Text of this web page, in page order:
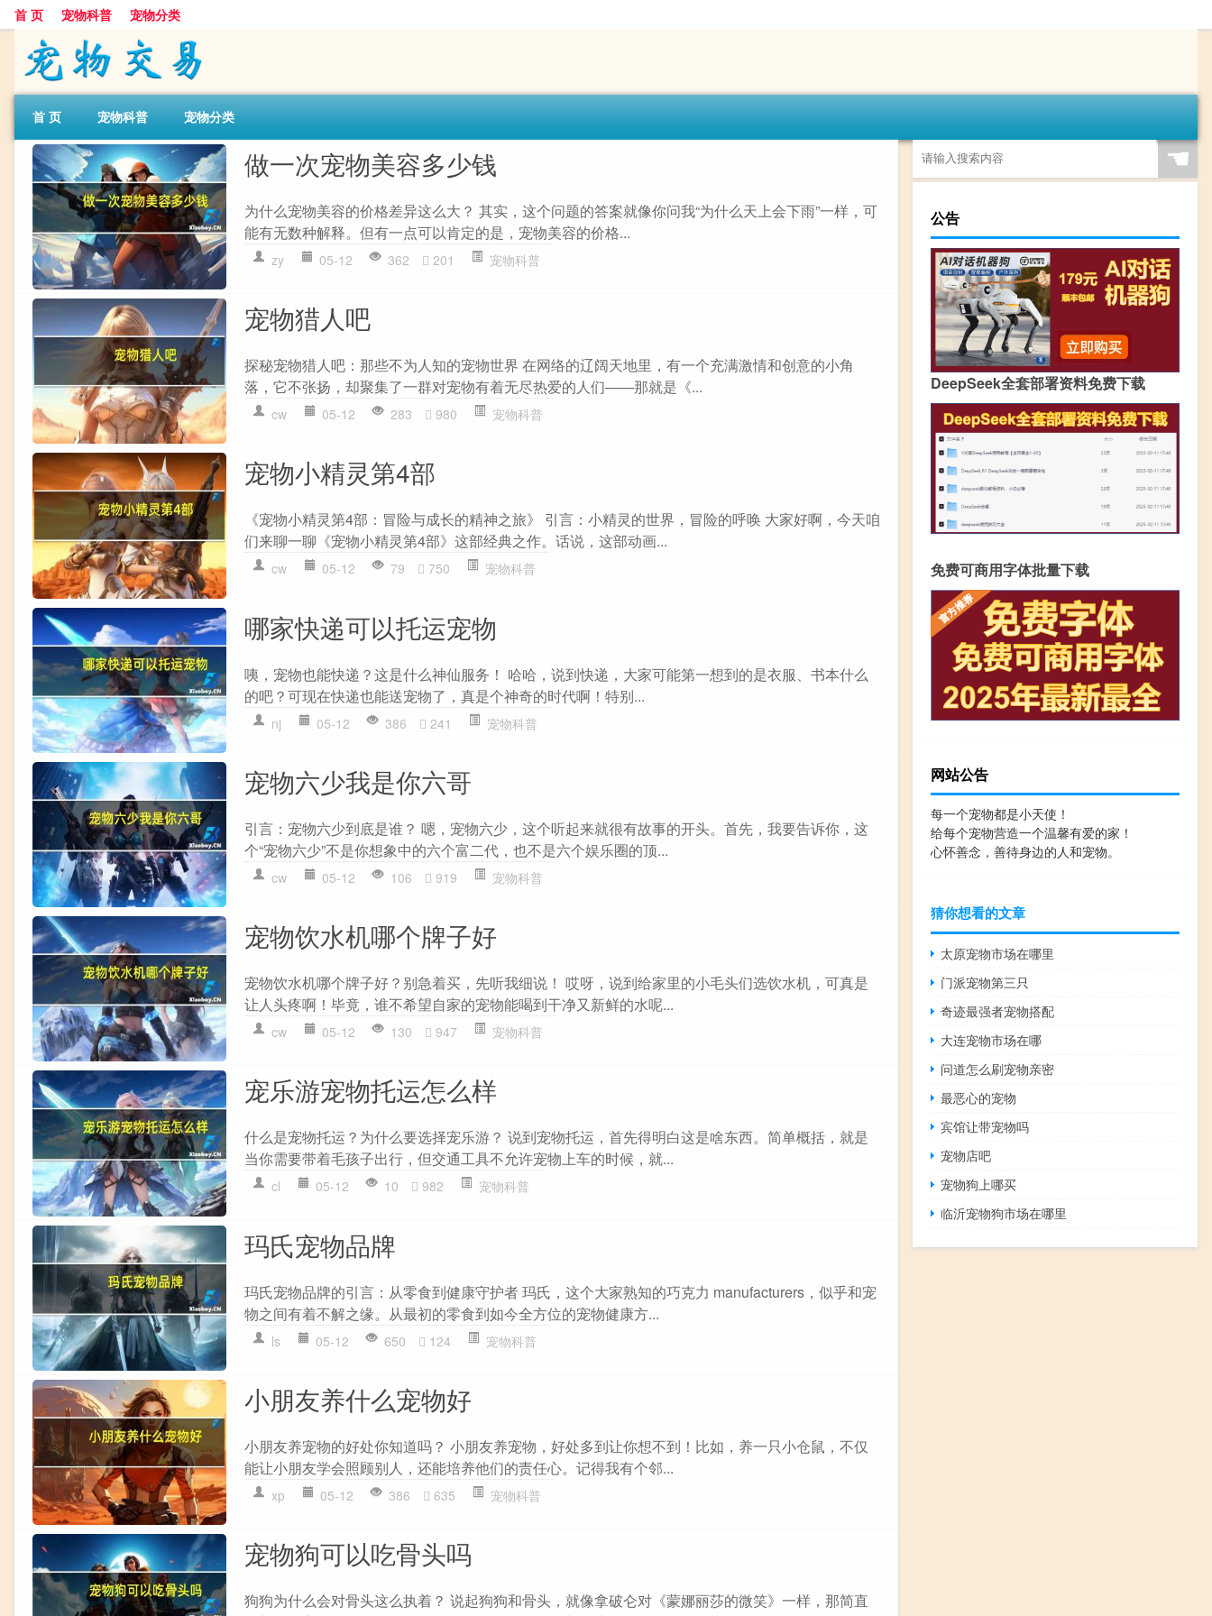
首 页 宠物科普 宠物分类
首 页 宠物科普 宠物分类
做一次宠物美容多少钱
为什么宠物美容的价格差异这么大？ 其实，这个问题的答案就像你问我“为什么天上会下雨”一样，可
能有无数种解释。但有一点可以肯定的是，宠物美容的价格...
zy 05-12 362 201 宠物科普
宠物猎人吧
探秘宠物猎人吧：那些不为人知的宠物世界 在网络的辽阔天地里，有一个充满激情和创意的小角
落，它不张扬，却聚集了一群对宠物有着无尽热爱的人们——那就是《...
cw 05-12 283 980 宠物科普
宠物小精灵第4部
《宠物小精灵第4部：冒险与成长的精神之旅》 引言：小精灵的世界，冒险的呼唤 大家好啊，今天咱
们来聊一聊《宠物小精灵第4部》这部经典之作。话说，这部动画...
cw 05-12 79 750 宠物科普
哪家快递可以托运宠物
咦，宠物也能快递？这是什么神仙服务！ 哈哈，说到快递，大家可能第一想到的是衣服、书本什么
的吧？可现在快递也能送宠物了，真是个神奇的时代啊！特别...
nj 05-12 386 241 宠物科普
宠物六少我是你六哥
引言：宠物六少到底是谁？ 嗯，宠物六少，这个听起来就很有故事的开头。首先，我要告诉你，这
个“宠物六少”不是你想象中的六个富二代，也不是六个娱乐圈的顶...
cw 05-12 106 919 宠物科普
宠物饮水机哪个牌子好
宠物饮水机哪个牌子好？别急着买，先听我细说！ 哎呀，说到给家里的小毛头们选饮水机，可真是
让人头疼啊！毕竟，谁不希望自家的宠物能喝到干净又新鲜的水呢...
cw 05-12 130 947 宠物科普
宠乐游宠物托运怎么样
什么是宠物托运？为什么要选择宠乐游？ 说到宠物托运，首先得明白这是啥东西。简单概括，就是
当你需要带着毛孩子出行，但交通工具不允许宠物上车的时候，就...
cl 05-12 10 982 宠物科普
玛氏宠物品牌
玛氏宠物品牌的引言：从零食到健康守护者 玛氏，这个大家熟知的巧克力 manufacturers，似乎和宠
物之间有着不解之缘。从最初的零食到如今全方位的宠物健康方...
ls 05-12 650 124 宠物科普
小朋友养什么宠物好
小朋友养宠物的好处你知道吗？ 小朋友养宠物，好处多到让你想不到！比如，养一只小仓鼠，不仅
能让小朋友学会照顾别人，还能培养他们的责任心。记得我有个邻...
xp 05-12 386 635 宠物科普
宠物狗可以吃骨头吗
狗狗为什么会对骨头这么执着？ 说起狗狗和骨头，就像拿破仑对《蒙娜丽莎的微笑》一样，那简直
☚
公告
DeepSeek全套部署资料免费下载
免费可商用字体批量下载
网站公告
每一个宠物都是小天使！
给每个宠物营造一个温馨有爱的家！
心怀善念，善待身边的人和宠物。
猜你想看的文章
太原宠物市场在哪里
门派宠物第三只
奇迹最强者宠物搭配
大连宠物市场在哪
问道怎么刷宠物亲密
最恶心的宠物
宾馆让带宠物吗
宠物店吧
宠物狗上哪买
临沂宠物狗市场在哪里